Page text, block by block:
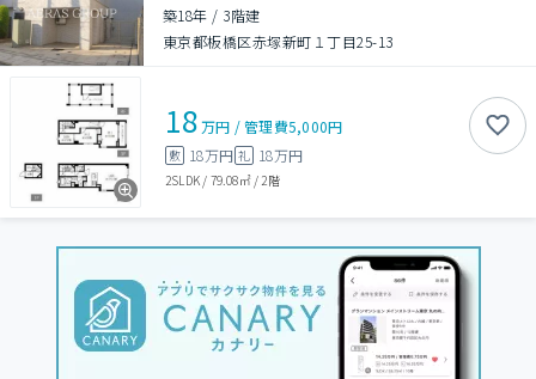
築18年 / 3階建
東京都板橋区赤塚新町１丁目25-13
18万円 /管理費5,000円
敷 18万円 礼 18万円
2SLDK / 79.08㎡/ 2階